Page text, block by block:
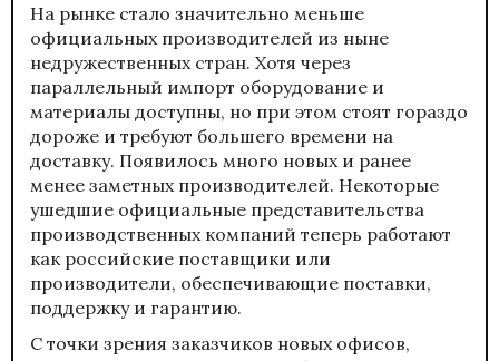
На рынке стало значительно меньше
официальных производителей из ныне
недружественных стран. Хотя через
параллельный импорт оборудование и
материалы доступны, но при этом стоят гораздо
дороже и требуют большего времени на
доставку. Появилось много новых и ранее
менее заметных производителей. Некоторые
ушедшие официальные представительства
производственных компаний теперь работают
как российские поставщики или
производители, обеспечивающие поставки,
поддержку и гарантию.
С точки зрения заказчиков новых офисов,